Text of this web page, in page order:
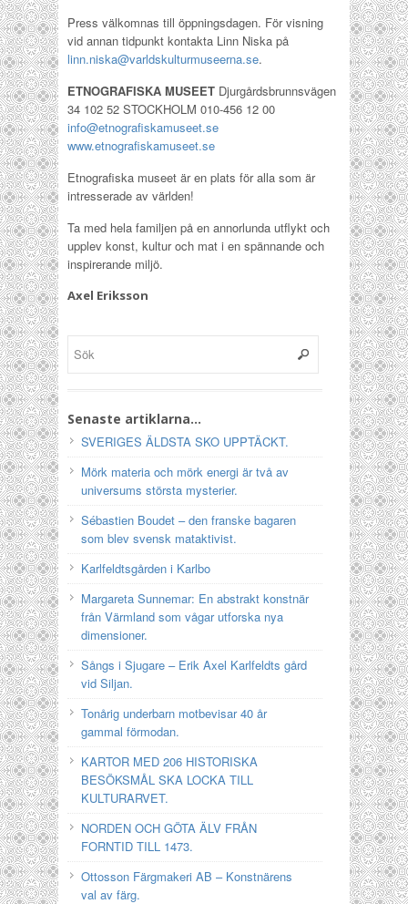
Press välkomnas till öppningsdagen. För visning
vid annan tidpunkt kontakta Linn Niska på
linn.niska@varldskulturmuseerna.se.
ETNOGRAFISKA MUSEET Djurgårdsbrunnsvägen
34 102 52 STOCKHOLM 010-456 12 00
info@etnografiskamuseet.se
www.etnografiskamuseet.se
Etnografiska museet är en plats för alla som är
intresserade av världen!
Ta med hela familjen på en annorlunda utflykt och
upplev konst, kultur och mat i en spännande och
inspirerande miljö.
Axel Eriksson
Senaste artiklarna…
SVERIGES ÄLDSTA SKO UPPTÄCKT.
Mörk materia och mörk energi är två av
universums största mysterier.
Sébastien Boudet – den franske bagaren
som blev svensk mataktivist.
Karlfeldtsgården i Karlbo
Margareta Sunnemar: En abstrakt konstnär
från Värmland som vågar utforska nya
dimensioner.
Sångs i Sjugare – Erik Axel Karlfeldts gård
vid Siljan.
Tonårig underbarn motbevisar 40 år
gammal förmodan.
KARTOR MED 206 HISTORISKA
BESÖKSMÅL SKA LOCKA TILL
KULTURARVET.
NORDEN OCH GÖTA ÄLV FRÅN
FORNTID TILL 1473.
Ottosson Färgmakeri AB – Konstnärens
val av färg.